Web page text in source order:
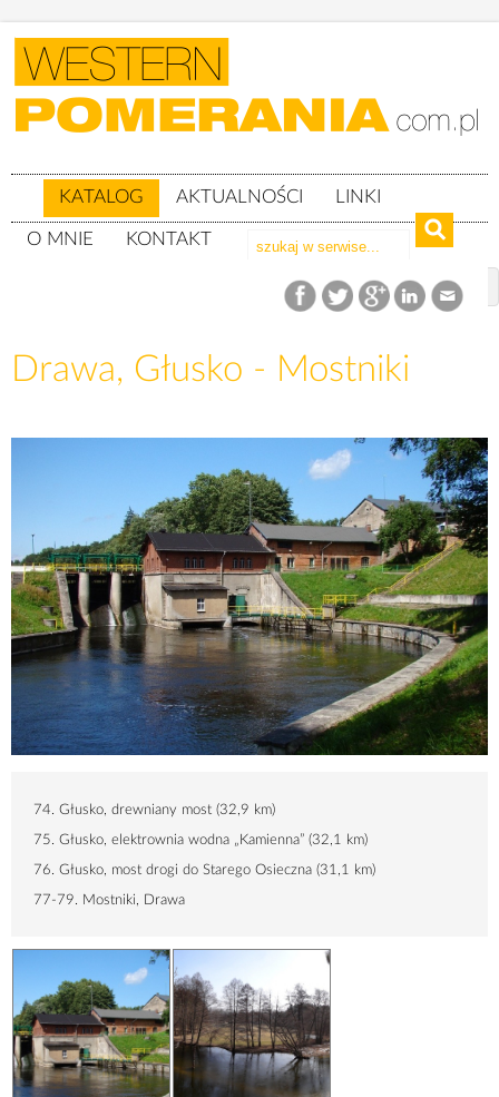
KATALOG AKTUALNOŚCI LINKI
O MNIE KONTAKT
Drawa
Drawa, Głusko - Mostniki
74. Głusko, drewniany most (32,9 km)
75. Głusko, elektrownia wodna „Kamienna” (32,1 km)
76. Głusko, most drogi do Starego Osieczna (31,1 km)
77-79. Mostniki, Drawa